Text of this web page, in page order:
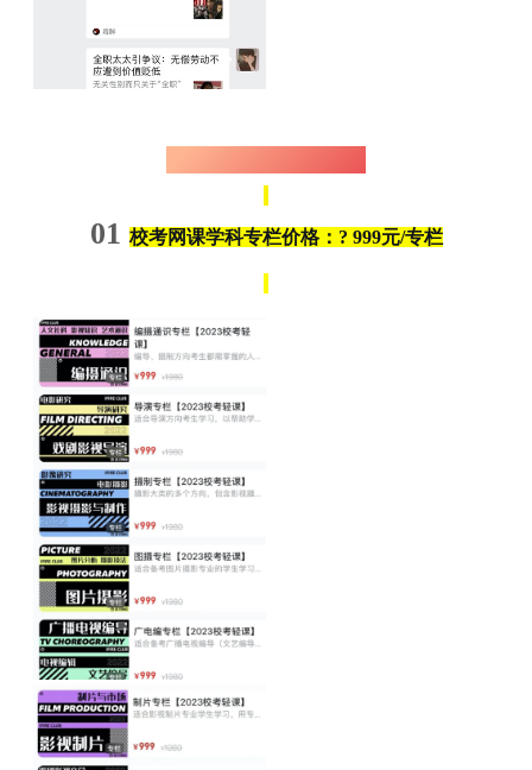
01 校考网课学科专栏价格： ? 999元/专栏